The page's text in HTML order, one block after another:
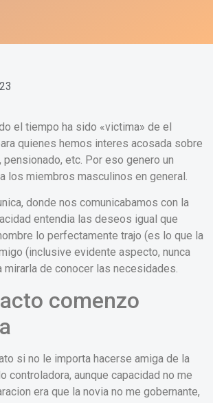
el tiempo ha sido «victima» de el
quienes hemos interes acosada sobre
etc. Por eso genero un
los miembros masculinos en general.
donde nos comunicabamos con la
entendia las deseos igual que
lo perfectamente trajo (es lo que la
(inclusive evidente aspecto, nunca
mirarla de conocer las necesidades.
comenzo
si no le importa hacerse amiga de la
controladora, aunque capacidad no me
era que la novia no me gobernante,